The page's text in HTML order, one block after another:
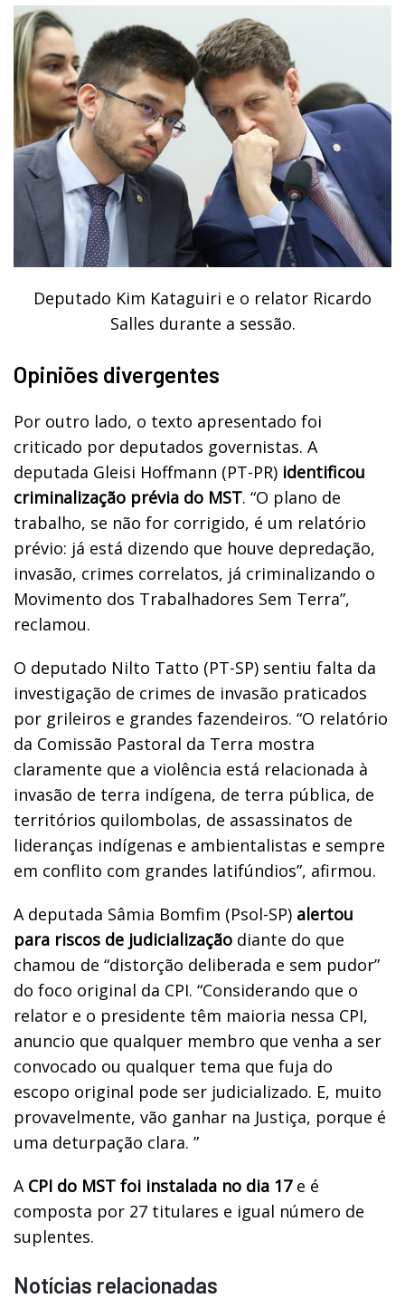
Deputado Kim Kataguiri e o relator Ricardo
Salles durante a sessão.
Opiniões divergentes
Por outro lado, o texto apresentado foi
criticado por deputados governistas. A
deputada Gleisi Hoffmann (PT-PR) identificou
criminalização prévia do MST. “O plano de
trabalho, se não for corrigido, é um relatório
prévio: já está dizendo que houve depredação,
invasão, crimes correlatos, já criminalizando o
Movimento dos Trabalhadores Sem Terra”,
reclamou.
O deputado Nilto Tatto (PT-SP) sentiu falta da
investigação de crimes de invasão praticados
por grileiros e grandes fazendeiros. “O relatório
da Comissão Pastoral da Terra mostra
claramente que a violência está relacionada à
invasão de terra indígena, de terra pública, de
territórios quilombolas, de assassinatos de
lideranças indígenas e ambientalistas e sempre
em conflito com grandes latifúndios”, afirmou.
A deputada Sâmia Bomfim (Psol-SP) alertou
para riscos de judicialização diante do que
chamou de “distorção deliberada e sem pudor”
do foco original da CPI. “Considerando que o
relator e o presidente têm maioria nessa CPI,
anuncio que qualquer membro que venha a ser
convocado ou qualquer tema que fuja do
escopo original pode ser judicializado. E, muito
provavelmente, vão ganhar na Justiça, porque é
uma deturpação clara. ”
A CPI do MST foi instalada no dia 17e é
composta por 27 titulares e igual número de
suplentes.
Notícias relacionadas